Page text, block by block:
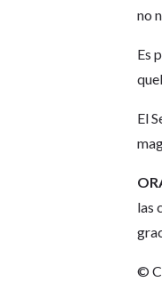
no
Es
El
las
©